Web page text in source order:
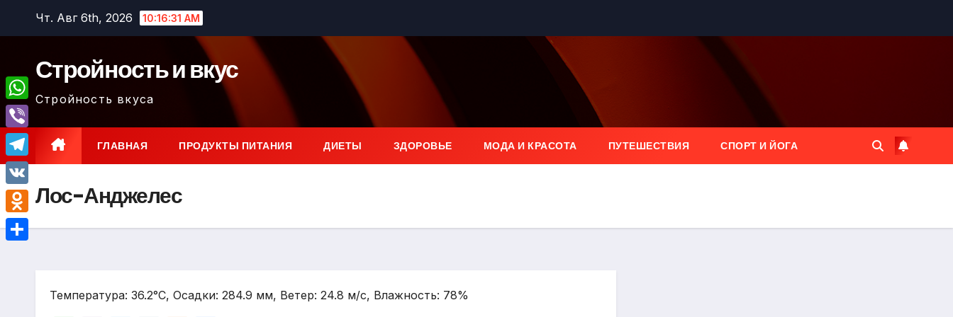
Перейти
Чт. Авг 6th, 2026 10:16:32 AM
Стройность и вкус
Стройность вкуса
ГЛАВНАЯ ПРОДУКТЫ ПИТАНИЯ ДИЕТЫ ЗДОРОВЬЕ МОДА И КРАСОТА ПУТЕШЕСТВИЯ СПОРТ И ЙОГА
Лос-Анджелес
Температура: 36.2°C, Осадки: 284.9 мм, Ветер: 24.8 м/с, Влажность: 78%
W
h
a
t
A
V
i
b
e
T
e
l
e
V
K
O